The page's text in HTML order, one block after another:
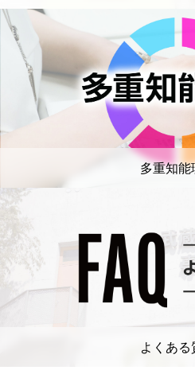
多重知能
よくある